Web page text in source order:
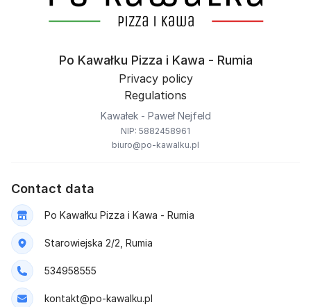
Po Kawałku Pizza i Kawa - Rumia
Privacy policy
Regulations
Kawałek - Paweł Nejfeld
NIP: 5882458961
biuro@po-kawalku.pl
Contact data
Po Kawałku Pizza i Kawa - Rumia
Starowiejska 2/2, Rumia
534958555
kontakt@po-kawalku.pl